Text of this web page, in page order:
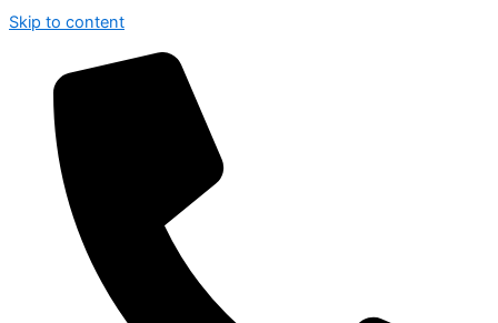
Skip to content